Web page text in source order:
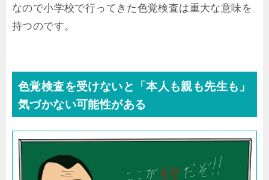
なので小学校で行ってきた色覚検査は重大な意味を
持つのです。
色覚検査を受けないと「本人も親も先生も」
気づかない可能性がある